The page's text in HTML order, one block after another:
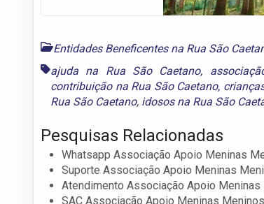
Entidades Beneficentes na Rua São
ajuda na Rua São Caetano,
contribuição na Rua São Caetano,
Rua São Caetano, idosos na Rua São
Pesquisas Relacionadas
Whatsapp Associação Apoio Meninas
Suporte Associação Apoio Meninas
Atendimento Associação Apoio Meninas
SAC Associação Apoio Meninas